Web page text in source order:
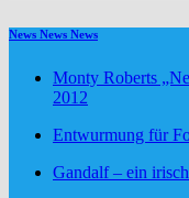
News News News
Monty Roberts
2012
Entwurmung für
Gandalf – ein